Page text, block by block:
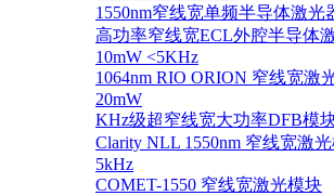
1550nm窄线宽单频半导体激光
高功率窄线宽ECL外腔半导体
10mW <5KHz
1064nm RIO ORION 窄线宽激
20mW
KHz级超窄线宽大功率DFB模
Clarity NLL 1550nm 窄线宽激
5kHz
COMET-1550 窄线宽激光模块